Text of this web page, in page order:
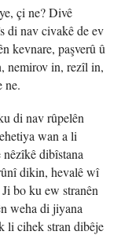
çi ne? Divê
di nav civakê de ev
kevnare, paşverû û
nemirov in, rezîl in,
ne.
di nav rûpelên
wan a li
dibîstana
dikin, hevalê wî
bo ku ew stranên
weha di jiyana
li cihek stran dibêje